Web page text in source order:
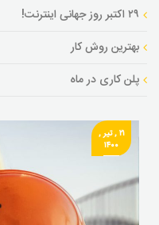
۲۹ اکتبر روز جهانی اینترنت!
بهترین روش کار
پلن کاری در ماه
۲۱ , تیر ,
۱۴۰۰